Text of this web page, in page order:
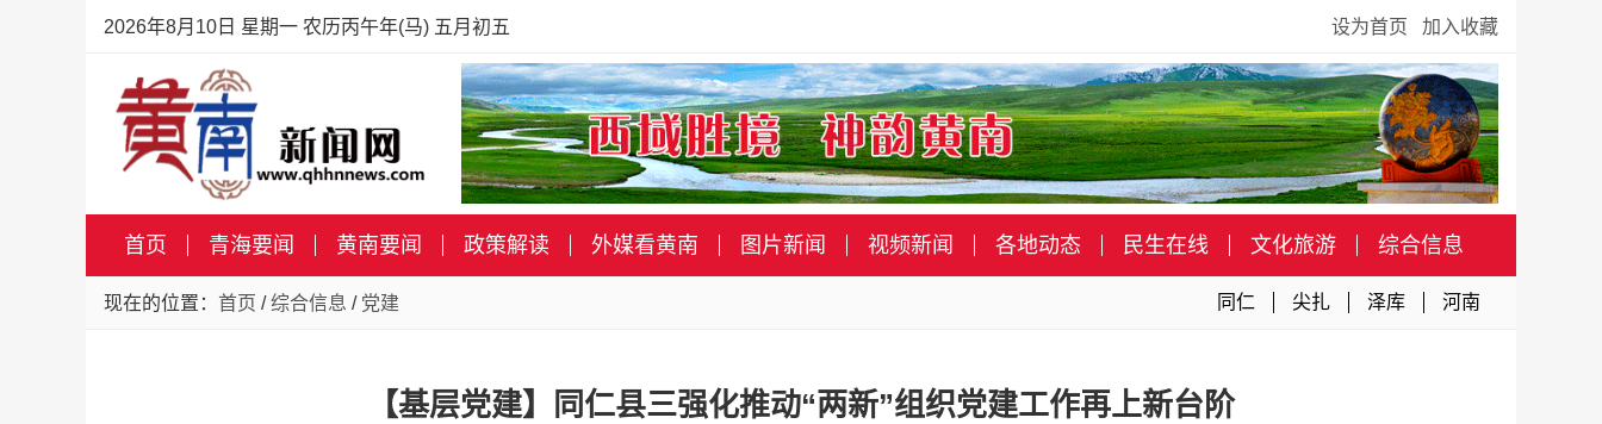
2026年8月10日 星期一 农历丙午年(马) 五月初五 设为首页 加入收藏
首页 青海要闻 黄南要闻 政策解读 外媒看黄南 图片新闻 视频新闻 各地动态 民生在线 文化旅游 综合信息
现在的位置： 首页 /综合信息 / 党建 同仁 尖扎 泽库 河南
【基层党建】同仁县三强化推动“两新”组织党建工作再上新台阶